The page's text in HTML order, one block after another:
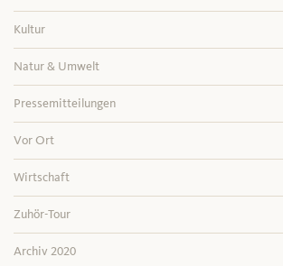
Kultur
Natur & Umwelt
Pressemitteilungen
Vor Ort
Wirtschaft
Zuhör-Tour
Archiv 2020